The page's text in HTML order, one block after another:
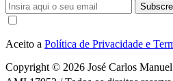
Aceito a Política de Privacidade e
Copyright © 2026 José Carlos